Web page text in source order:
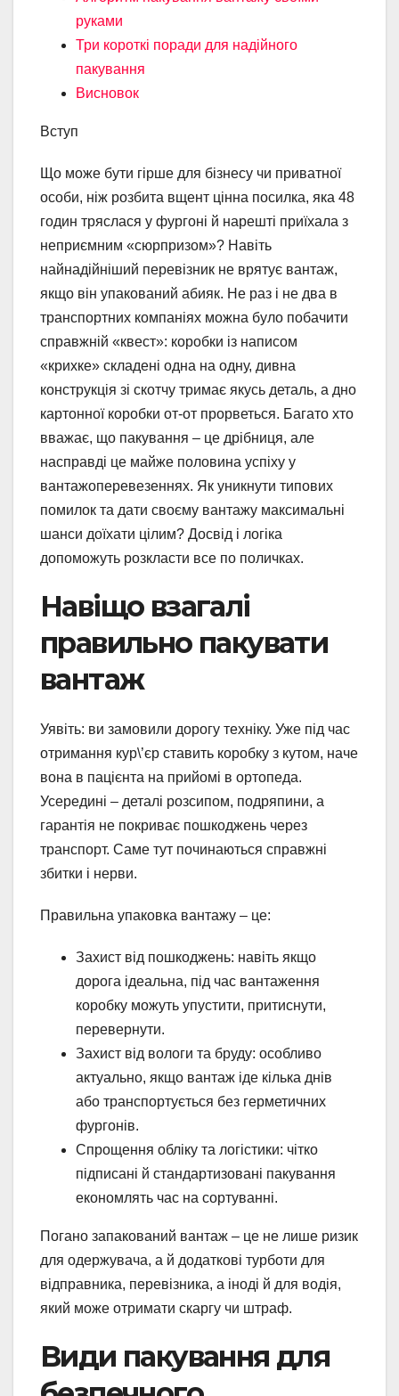
руками
Три короткі поради для надійного
пакування
Висновок
Вступ
Що може бути гірше для бізнесу чи приватної
особи, ніж розбита вщент цінна посилка, яка 48
годин тряслася у фургоні й нарешті приїхала з
неприємним «сюрпризом»? Навіть
найнадійніший перевізник не врятує вантаж,
якщо він упакований абияк. Не раз і не два в
транспортних компаніях можна було побачити
справжній «квест»: коробки із написом
«крихке» складені одна на одну, дивна
конструкція зі скотчу тримає якусь деталь, а дно
картонної коробки от-от прорветься. Багато хто
вважає, що пакування – це дрібниця, але
насправді це майже половина успіху у
вантажоперевезеннях. Як уникнути типових
помилок та дати своєму вантажу максимальні
шанси доїхати цілим? Досвід і логіка
допоможуть розкласти все по поличках.
Навіщо взагалі
правильно пакувати
вантаж
Уявіть: ви замовили дорогу техніку. Уже під час
отримання кур\’єр ставить коробку з кутом, наче
вона в пацієнта на прийомі в ортопеда.
Усередині – деталі розсипом, подряпини, а
гарантія не покриває пошкоджень через
транспорт. Саме тут починаються справжні
збитки і нерви.
Правильна упаковка вантажу – це:
Захист від пошкоджень: навіть якщо
дорога ідеальна, під час вантаження
коробку можуть упустити, притиснути,
перевернути.
Захист від вологи та бруду: особливо
актуально, якщо вантаж іде кілька днів
або транспортується без герметичних
фургонів.
Спрощення обліку та логістики: чітко
підписані й стандартизовані пакування
економлять час на сортуванні.
Погано запакований вантаж – це не лише ризик
для одержувача, а й додаткові турботи для
відправника, перевізника, а іноді й для водія,
який може отримати скаргу чи штраф.
Види пакування для